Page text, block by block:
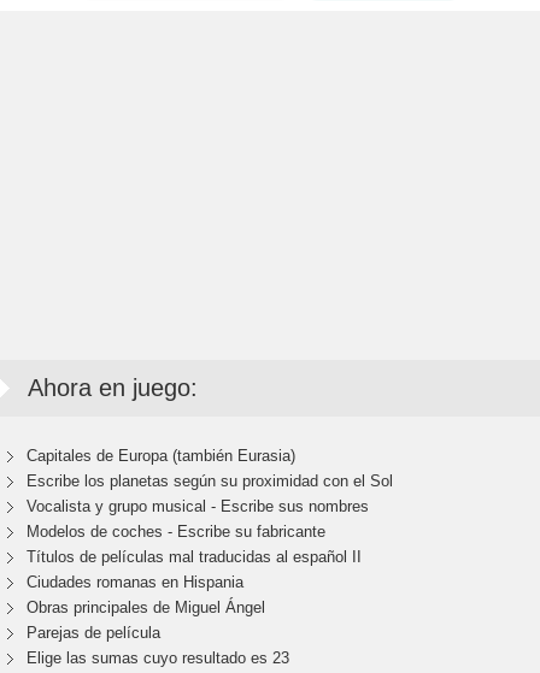
Ahora en juego:
Capitales de Europa (también Eurasia)
Escribe los planetas según su proximidad con el Sol
Vocalista y grupo musical - Escribe sus nombres
Modelos de coches - Escribe su fabricante
Títulos de películas mal traducidas al español II
Ciudades romanas en Hispania
Obras principales de Miguel Ángel
Parejas de película
Elige las sumas cuyo resultado es 23